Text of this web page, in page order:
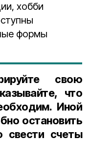
хобби
формы
свою
что
Иной
остановить
свести счеты